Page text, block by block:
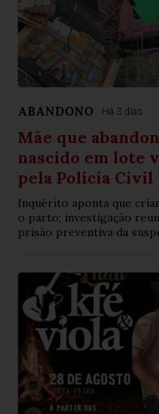
ABANDONO Há 3 dias
Mãe que
nascido em lote
pela Polícia Civil
Inquérito aponta que
o parto; investigação
prisão preventiva da